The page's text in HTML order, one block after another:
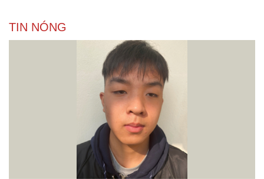
TIN NÓNG